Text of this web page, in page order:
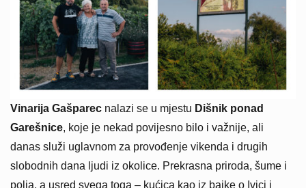
Vinarija Gašparec nalazi se u mjestu Dišnik ponad
Garešnice, koje je nekad povijesno bilo i važnije, ali
danas služi uglavnom za provođenje vikenda i drugih
slobodnih dana ljudi iz okolice. Prekrasna priroda, šume i
polja, a usred svega toga – kućica kao iz bajke o Ivici i